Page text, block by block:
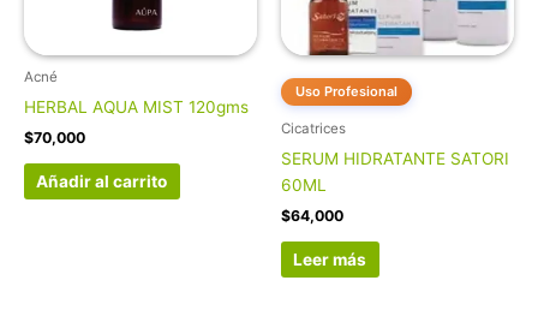
Acné
HERBAL AQUA MIST 120gms
$70,000
Añadir al carrito
Uso Profesional
Cicatrices
SERUM HIDRATANTE SATORI
60ML
$64,000
Leer más